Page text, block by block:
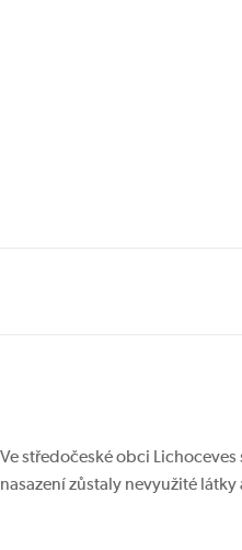
Ve středočeské obci
nasazení zůstaly nevyužité